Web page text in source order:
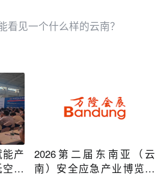
看见一个什么样的云南？
产
经
2026第二届东南亚（云
南）安全应急产业博览会